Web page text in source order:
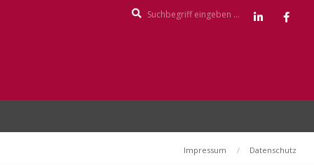
Impressum Datenschutz